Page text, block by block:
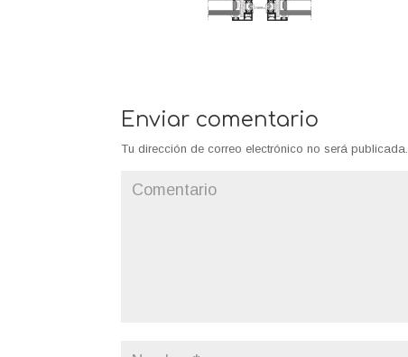
Enviar comentario
Tu dirección de correo electrónico no será publicada.